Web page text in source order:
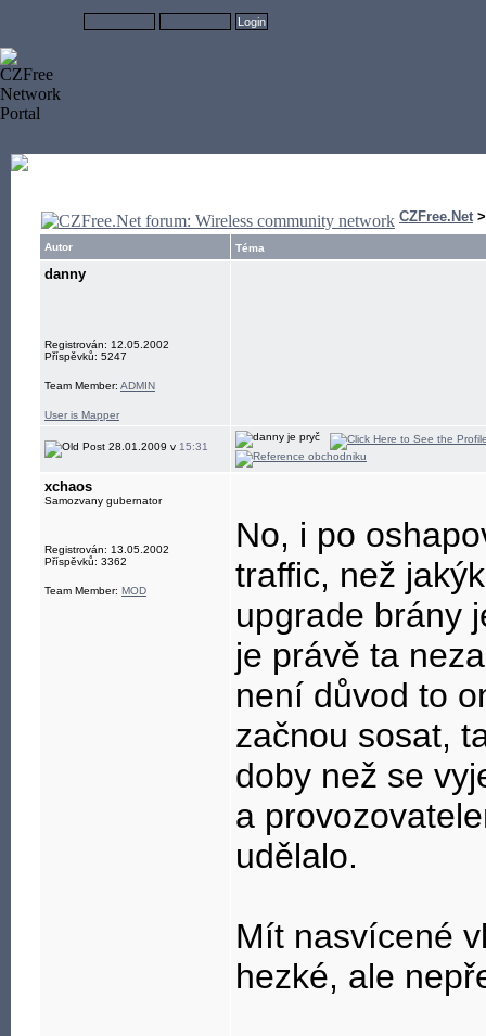
CZFree.Net
Autor Téma
danny
Registrován: 12.05.2002
Příspěvků: 5247
Team Member: ADMIN
User is Mapper
28.01.2009 v 15:31
xchaos
Samozvany gubernator
Registrován: 13.05.2002
Příspěvků: 3362
Team Member: MOD
No, i po
traffic, než
upgrade brány
je právě ta
není důvod to
začnou sosat,
doby než se
a
udělalo.
Mít nasvícené
hezké, ale